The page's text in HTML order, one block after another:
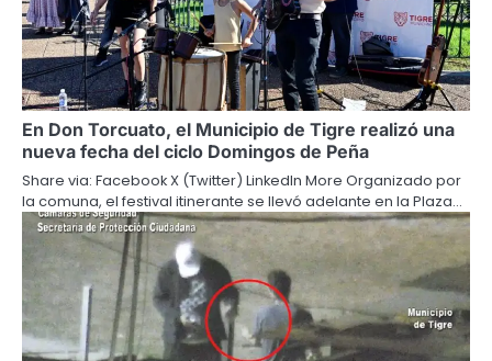
En Don Torcuato, el Municipio de Tigre realizó una
nueva fecha del ciclo Domingos de Peña
Share via: Facebook X (Twitter) LinkedIn More Organizado por
la comuna, el festival itinerante se llevó adelante en la Plaza…